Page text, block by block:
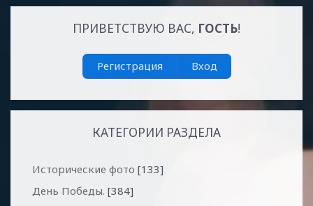
ПРИВЕТСТВУЮ ВАС, ГОСТЬ!
Регистрация Вход
КАТЕГОРИИ РАЗДЕЛА
Исторические фото [133]
День Победы. [384]